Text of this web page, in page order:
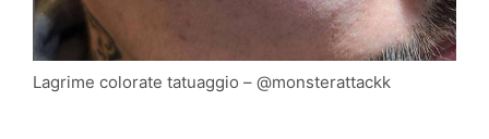
Lagrime colorate tatuaggio – @monsterattackk